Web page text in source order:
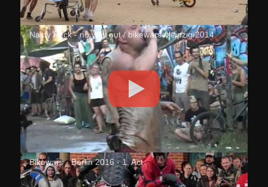
Nasty Pack - no way out / bikewars / leipzig 2014
Bikewars - Berlin 2016 - 1. Act